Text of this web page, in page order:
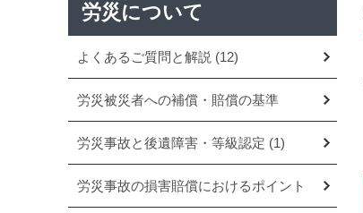
労災について
よくあるご質問と解説 (12)
労災被災者への補償・賠償の基準
労災事故と後遺障害・等級認定 (1)
労災事故の損害賠償におけるポイント